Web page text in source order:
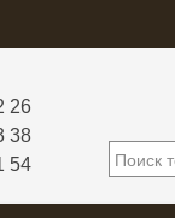
26
38
54